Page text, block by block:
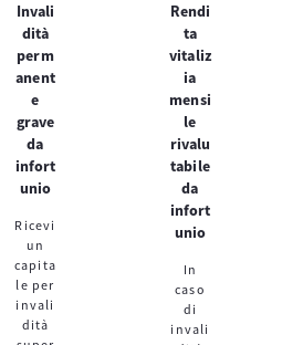
Invali
dità
perm
anent
e
grave
da
infort
unio
Ricevi
un
capita
le per
invali
dità
Rendi
ta
vitaliz
ia
mensi
le
rivalu
tabile
da
infort
unio
In
caso
di
invali